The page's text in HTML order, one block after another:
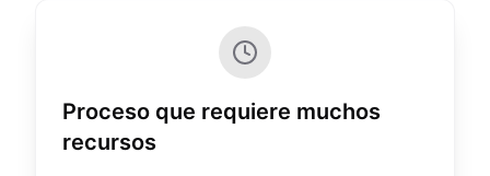
Proceso que requiere muchos
recursos